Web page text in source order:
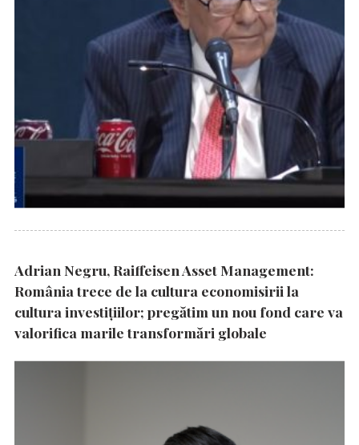
Adrian Negru, Raiffeisen Asset Management:
România trece de la cultura economisirii la
cultura investițiilor; pregătim un nou fond care va
valorifica marile transformări globale